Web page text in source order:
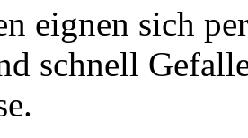
eignen sich
schnell